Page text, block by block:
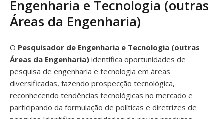
Engenharia e Tecnologia (outras
Áreas da Engenharia)
O Pesquisador de Engenharia e Tecnologia (outras
Áreas da Engenharia) identifica oportunidades de
pesquisa de engenharia e tecnologia em áreas
diversificadas, fazendo prospecção tecnológica,
reconhecendo tendências tecnológicas no mercado e
participando da formulação de políticas e diretrizes de